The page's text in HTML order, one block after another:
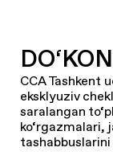
DO‘KON
CCA Tashkent
eksklyuziv
saralangan
ko‘rgazmalari,